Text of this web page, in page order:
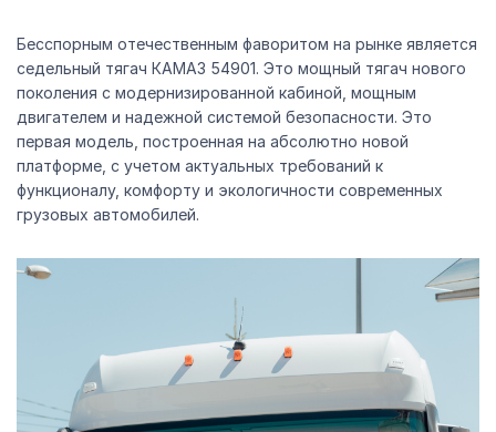
Бесспорным отечественным фаворитом на рынке является
седельный тягач КАМАЗ 54901. Это мощный тягач нового
поколения с модернизированной кабиной, мощным
двигателем и надежной системой безопасности. Это
первая модель, построенная на абсолютно новой
платформе, с учетом актуальных требований к
функционалу, комфорту и экологичности современных
грузовых автомобилей.